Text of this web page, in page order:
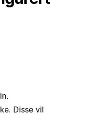
Disse vil